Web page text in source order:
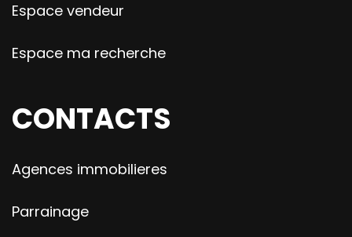
Espace vendeur
Espace ma recherche
CONTACTS
Agences immobilieres
Parrainage